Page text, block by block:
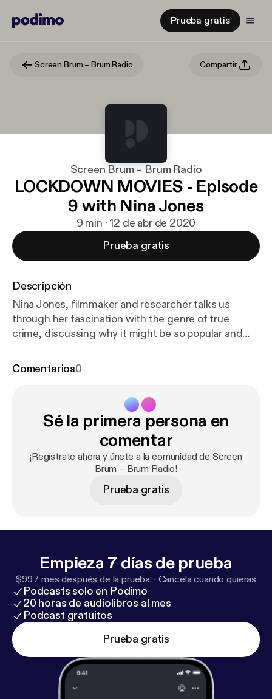
Prueba gratis
Screen Brum – Brum Radio Compartir
Screen Brum – Brum Radio
LOCKDOWN MOVIES - Episode
9 with Nina Jones
9 min · 12 de abr de 2020
Prueba gratis
Descripción
Nina Jones, filmmaker and researcher talks us
through her fascination with the genre of true
crime, discussing why it might be so popular and
starting with the “absolutely bananas” The Tiger
documentary from 2004 containing some “jaw
dropping moments”. Nina also talks about the thorny
issue of the ethics of true crime filmmaking, and the
moral murkiness that can sometime ensue. Outside
of crime, Nina recommends Jennifer Lopez’s
form of the Harry Potter movies and a nostalgia hit
Comentarios0
Sé la primera persona en
comentar
¡Regístrate ahora y únete a la comunidad de Screen
Brum – Brum Radio!
Prueba gratis
Empieza 7 días de prueba
$99 / mes después de la prueba. · Cancela cuando quieras
Podcasts solo en Podimo
20 horas de audiolibros al mes
Podcast gratuitos
Prueba gratis